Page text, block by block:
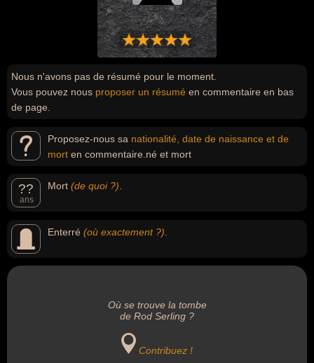
Nous n'avons pas de résumé pour le moment.
Vous pouvez nous proposer un résumé en commentaire en bas
de page.
Proposez-nous sa nationalité, date de naissance et de
mort en commentaire.né et mort
??
ans
Mort (de quoi ?)
Enterré (où exactement ?)
Où se trouve la tombe
de Rod Serling ?
Contribuez !